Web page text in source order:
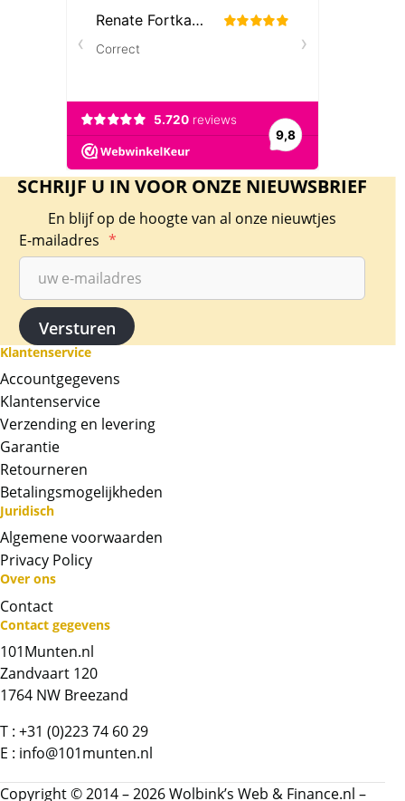
SCHRIJF U IN VOOR ONZE NIEUWSBRIEF
En blijf op de hoogte van al onze nieuwtjes
E-mailadres *
Klantenservice
Accountgegevens
Klantenservice
Verzending en levering
Garantie
Retourneren
Betalingsmogelijkheden
Juridisch
Algemene voorwaarden
Privacy Policy
Over ons
Contact
Contact gegevens
101Munten.nl
Zandvaart 120
1764 NW Breezand
T : +31 (0)223 74 60 29
E : info@101munten.nl
Copyright © 2014 – 2026 Wolbink’s Web & Finance.nl –